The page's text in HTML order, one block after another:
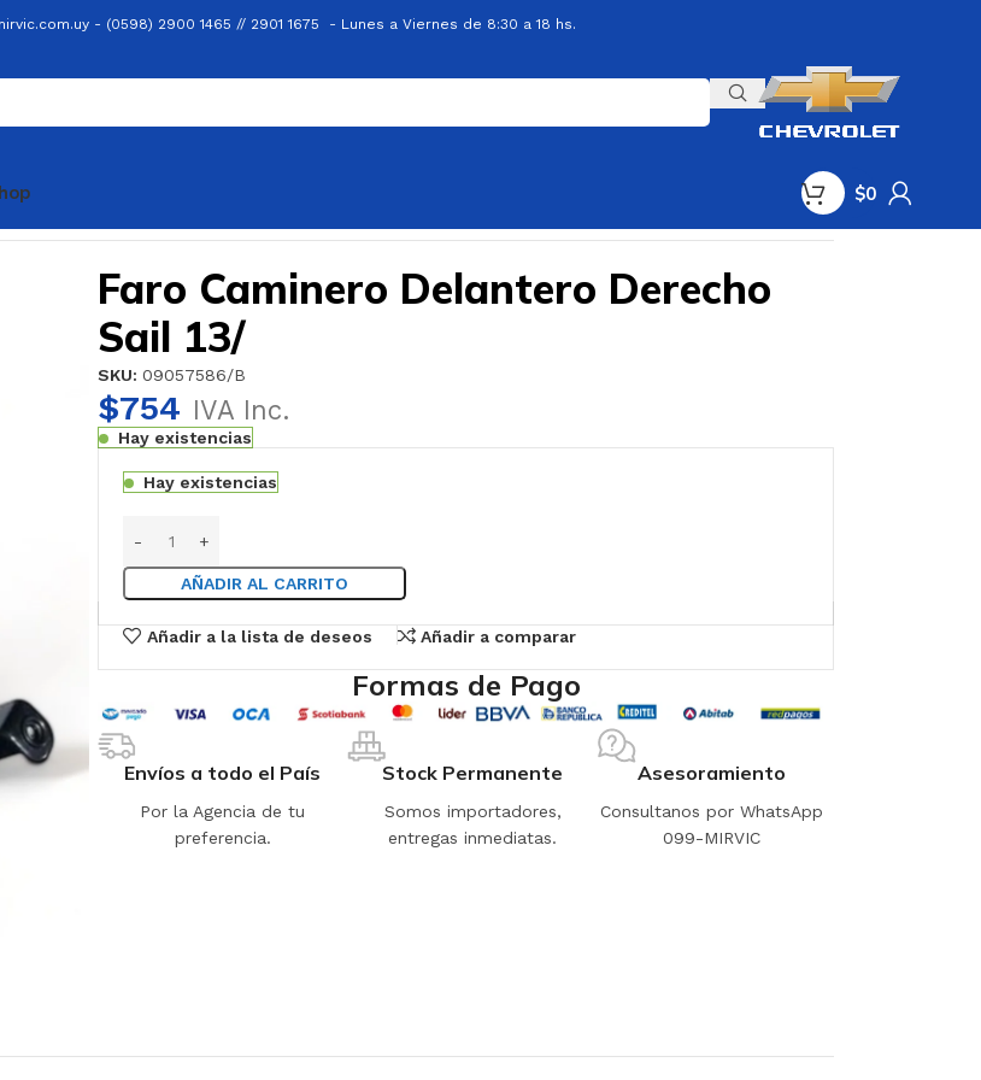
- (0598) 2900 1465 // 2901 1675 - Lunes a Viernes de 8:30 a 18 hs.
$0
Faro Caminero Delantero Derecho
Sail 13/
SKU: 09057586/B
$754 IVA Inc.
Hay existencias
Hay existencias
AÑADIR AL CARRITO
Añadir a la lista de deseos Añadir a comparar
Formas de Pago
Envíos a todo el País
Por la Agencia de tu
preferencia.
Stock Permanente
Somos importadores,
entregas inmediatas.
Asesoramiento
Consultanos por WhatsApp
099-MIRVIC